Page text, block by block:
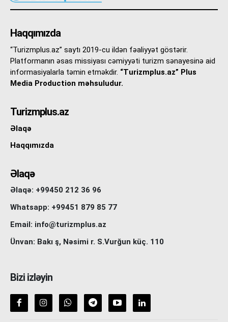
Haqqımızda
“Turizmplus.az” saytı 2019-cu ildən fəaliyyət göstərir.
Platformanın əsas missiyası cəmiyyəti turizm sənayesinə aid
informasiyalarla təmin etməkdir. “Turizmplus.az” Plus
Media Production məhsuludur.
Turizmplus.az
Əlaqə
Haqqımızda
Əlaqə
Əlaqə: +99450 212 36 96
Whatsapp: +99451 879 85 77
Email: info@turizmplus.az
Ünvan: Bakı ş, Nəsimi r. S.Vurğun küç. 110
Bizi izləyin